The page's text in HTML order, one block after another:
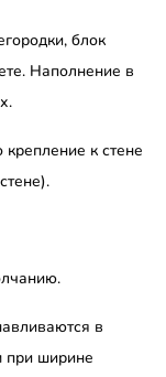
блок
Наполнение в
к стене
в
при ширине